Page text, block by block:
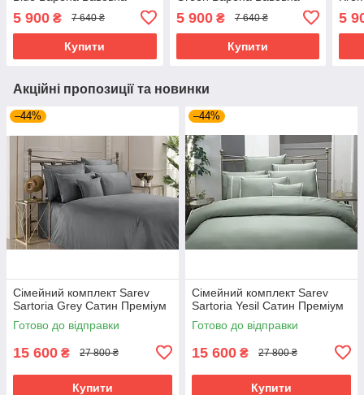
5 900 ₴ 7 640 ₴
Купити
5 900₴ 7 640 ₴
Купити
5
Акційні пропозиції та новинки
–44%
Сімейний комплект Sarev
Sartoria Grey Сатин Преміум
Готово до відправки
15 600 ₴ 27 800 ₴
Купити
–44%
Сімейний комплект Sarev
Sartoria Yesil Сатин Преміум
Готово до відправки
15 600 ₴ 27 800 ₴
Купити